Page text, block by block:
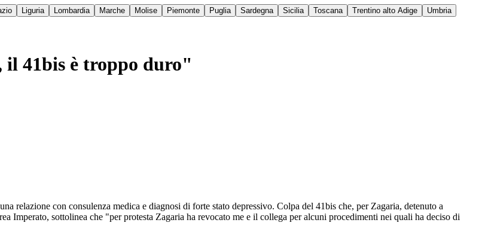
Liguria Lombardia Marche Molise Piemonte Puglia Sardegna Sicilia Toscana Trentino alto Adige
Umbria
il 41bis è troppo duro"
relazione con consulenza medica e diagnosi di forte stato depressivo. Colpa del 41bis che, per Zagaria, detenuto a
sottolinea che "per protesta Zagaria ha revocato me e il collega per alcuni procedimenti nei quali ha deciso di